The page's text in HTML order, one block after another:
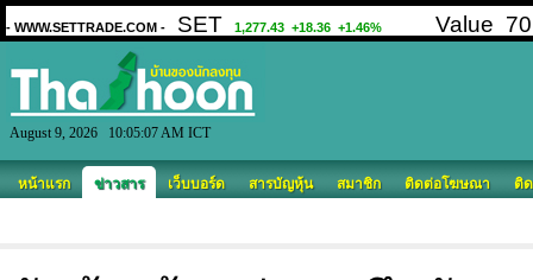
August 9, 2026 10:05:07 AM ICT
หน้าแรก ข่าวสาร เว็บบอร์ด สารบัญหุ้น สมาชิก ติดต่อโฆษณา ติ